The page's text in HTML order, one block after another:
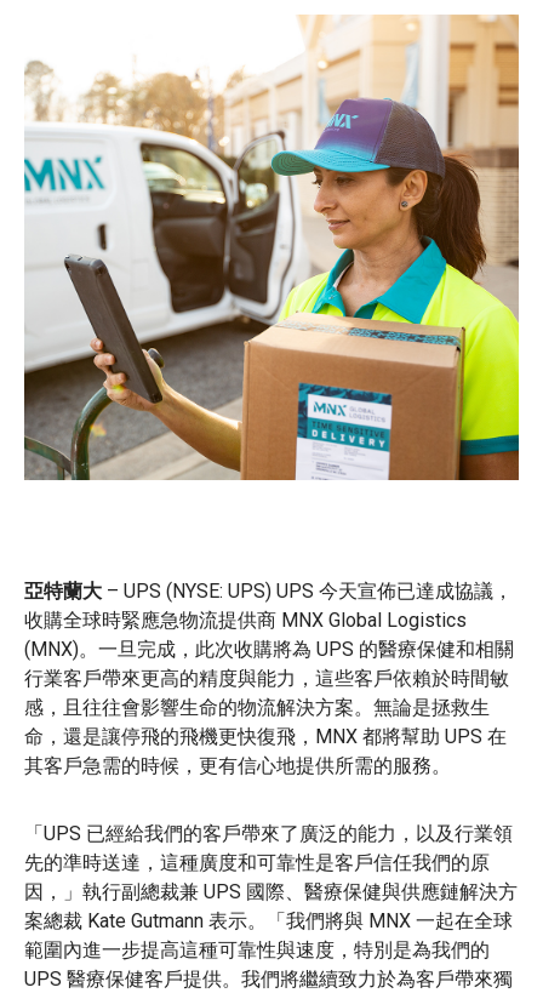
亞特蘭大 – UPS (NYSE: UPS) UPS 今天宣佈已達成協議，
收購全球時緊應急物流提供商 MNX Global Logistics
(MNX)。一旦完成，此次收購將為 UPS 的醫療保健和相關
行業客戶帶來更高的精度與能力，這些客戶依賴於時間敏
感，且往往會影響生命的物流解決方案。無論是拯救生
命，還是讓停飛的飛機更快復飛，MNX 都將幫助 UPS 在
其客戶急需的時候，更有信心地提供所需的服務。
「UPS 已經給我們的客戶帶來了廣泛的能力，以及行業領
先的準時送達，這種廣度和可靠性是客戶信任我們的原
因，」執行副總裁兼 UPS 國際、醫療保健與供應鏈解決方
案總裁 Kate Gutmann 表示。「我們將與 MNX 一起在全球
範圍內進一步提高這種可靠性與速度，特別是為我們的
UPS 醫療保健客戶提供。我們將繼續致力於為客戶帶來獨